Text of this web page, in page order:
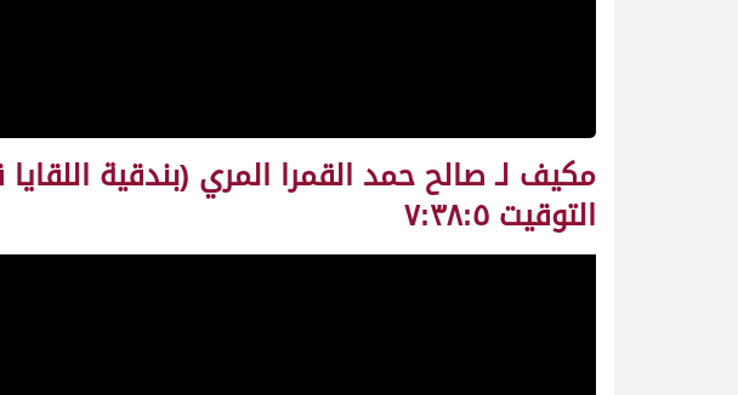
التوقيت ٧:٣٨:٥